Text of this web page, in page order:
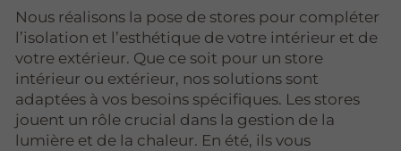
Nous réalisons la pose de stores pour compléter
l’isolation et l’esthétique de votre intérieur et de
votre extérieur. Que ce soit pour un store
intérieur ou extérieur, nos solutions sont
adaptées à vos besoins spécifiques. Les stores
jouent un rôle crucial dans la gestion de la
lumière et de la chaleur. En été, ils vous